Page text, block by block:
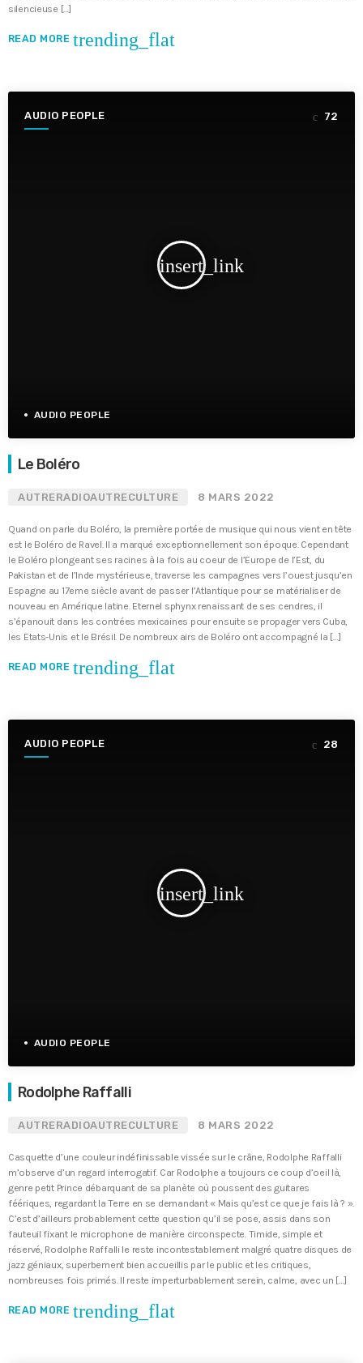
silencieuse […]
READ MORE trending_flat
AUDIO PEOPLE
insert_link
72
AUDIO PEOPLE
Le Boléro
AUTRERADIOAUTRECULTURE 8 MARS 2022
Quand on parle du Boléro, la première portée de musique qui nous vient en tête
est le Boléro de Ravel. Il a marqué exceptionnellement son époque. Cependant
le Boléro plongeant ses racines à la fois au coeur de l’Europe de l’Est, du
Pakistan et de l’Inde mystérieuse, traverse les campagnes vers l’ouest jusqu’en
Espagne au 17eme siècle avant de passer l’Atlantique pour se matérialiser de
nouveau en Amérique latine. Eternel sphynx renaissant de ses cendres, il
s’épanouit dans les contrées mexicaines pour ensuite se propager vers Cuba,
les Etats-Unis et le Brésil. De nombreux airs de Boléro ont accompagné la […]
READ MORE trending_flat
AUDIO PEOPLE
insert_link
28
AUDIO PEOPLE
Rodolphe Raffalli
AUTRERADIOAUTRECULTURE 8 MARS 2022
Casquette d’une couleur indéfinissable vissée sur le crâne, Rodolphe Raffalli
m’observe d’un regard interrogatif. Car Rodolphe a toujours ce coup d’oeil là,
genre petit Prince débarquant de sa planète où poussent des guitares
féériques, regardant la Terre en se demandant « Mais qu’est ce que je fais là ? ».
C’est d’ailleurs probablement cette question qu’il se pose, assis dans son
fauteuil fixant le microphone de manière circonspecte. Timide, simple et
réservé, Rodolphe Raffalli le reste incontestablement malgré quatre disques de
jazz géniaux, superbement bien accueillis par le public et les critiques,
nombreuses fois primés. Il reste imperturbablement serein, calme, avec un […]
READ MORE trending_flat